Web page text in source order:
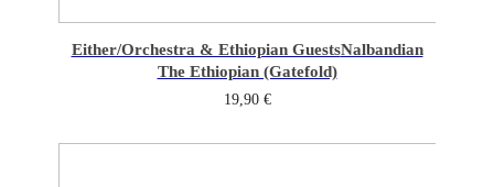
Either/Orchestra & Ethiopian GuestsNalbandian
The Ethiopian (Gatefold)
19,90 €